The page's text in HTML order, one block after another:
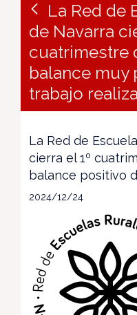
La Red de
de Navarra
cuatrimestre
balance muy
trabajo
La Red de
cierra el 1º
balance positivo
2024/12/24